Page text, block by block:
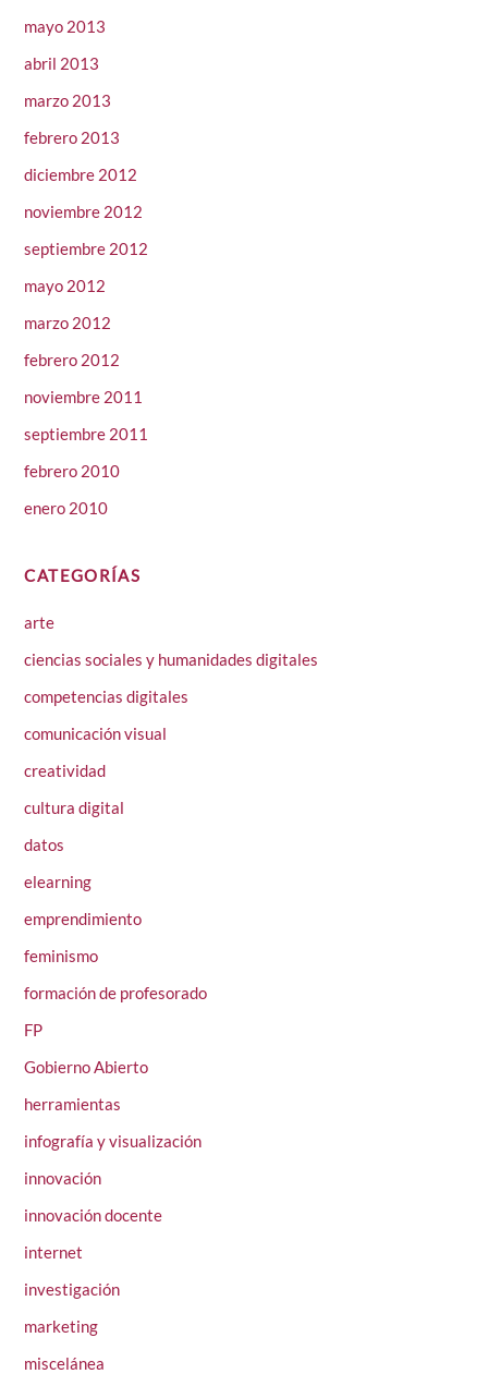
mayo 2013
abril 2013
marzo 2013
febrero 2013
diciembre 2012
noviembre 2012
septiembre 2012
mayo 2012
marzo 2012
febrero 2012
noviembre 2011
septiembre 2011
febrero 2010
enero 2010
CATEGORÍAS
arte
ciencias sociales y humanidades digitales
competencias digitales
comunicación visual
creatividad
cultura digital
datos
elearning
emprendimiento
feminismo
formación de profesorado
FP
Gobierno Abierto
herramientas
infografía y visualización
innovación
innovación docente
internet
investigación
marketing
miscelánea